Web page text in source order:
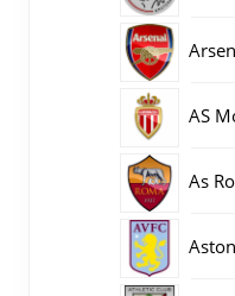
AS
As